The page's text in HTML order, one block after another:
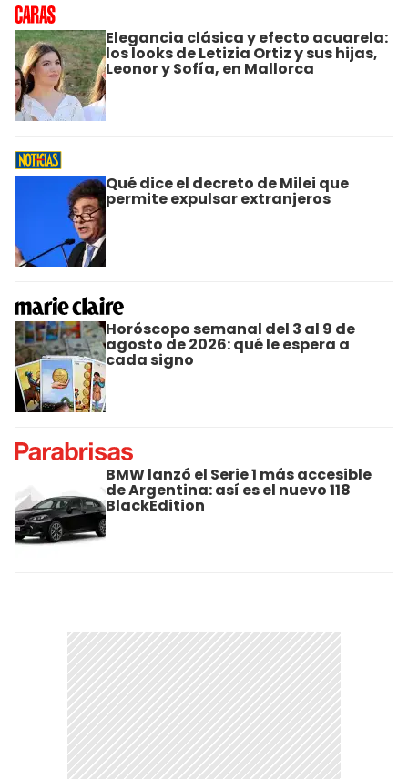
Elegancia clásica y efecto acuarela:
los looks de Letizia Ortiz y sus hijas,
Leonor y Sofía, en Mallorca
Qué dice el decreto de Milei que
permite expulsar extranjeros
Horóscopo semanal del 3 al 9 de
agosto de 2026: qué le espera a
cada signo
BMW lanzó el Serie 1 más accesible
de Argentina: así es el nuevo 118
BlackEdition